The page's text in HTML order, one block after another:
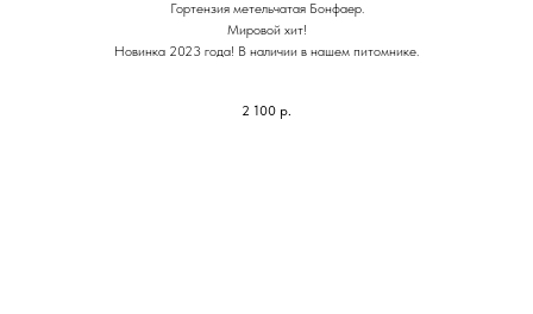
Гортензия метельчатая Бонфаер.
Мировой хит!
Новинка 2023 года! В наличии в нашем питомнике.
2 100 р.